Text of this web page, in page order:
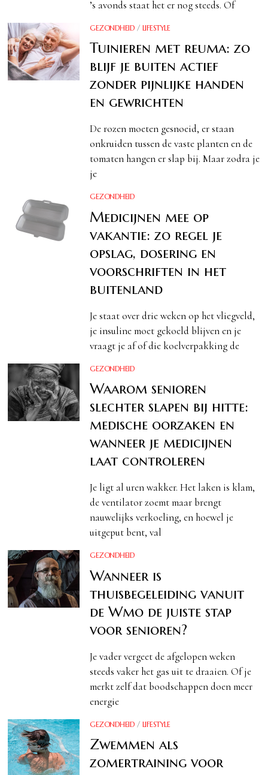
’s avonds staat het er nog steeds. Of
GEZONDHEID / LIFESTYLE
Tuinieren met reuma: zo
blijf je buiten actief
zonder pijnlijke handen
en gewrichten
De rozen moeten gesnoeid, er staan
onkruiden tussen de vaste planten en de
tomaten hangen er slap bij. Maar zodra je
je
GEZONDHEID
Medicijnen mee op
vakantie: zo regel je
opslag, dosering en
voorschriften in het
buitenland
Je staat over drie weken op het vliegveld,
je insuline moet gekoeld blijven en je
vraagt je af of die koelverpakking de
GEZONDHEID
Waarom senioren
slechter slapen bij hitte:
medische oorzaken en
wanneer je medicijnen
laat controleren
Je ligt al uren wakker. Het laken is klam,
de ventilator zoemt maar brengt
nauwelijks verkoeling, en hoewel je
uitgeput bent, val
GEZONDHEID
Wanneer is
thuisbegeleiding vanuit
de Wmo de juiste stap
voor senioren?
Je vader vergeet de afgelopen weken
steeds vaker het gas uit te draaien. Of je
merkt zelf dat boodschappen doen meer
energie
GEZONDHEID / LIFESTYLE
Zwemmen als
zomertraining voor